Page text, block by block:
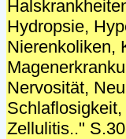
Hydropsie,
Nierenkoliken,
Nervosität,
Zellulitis.."